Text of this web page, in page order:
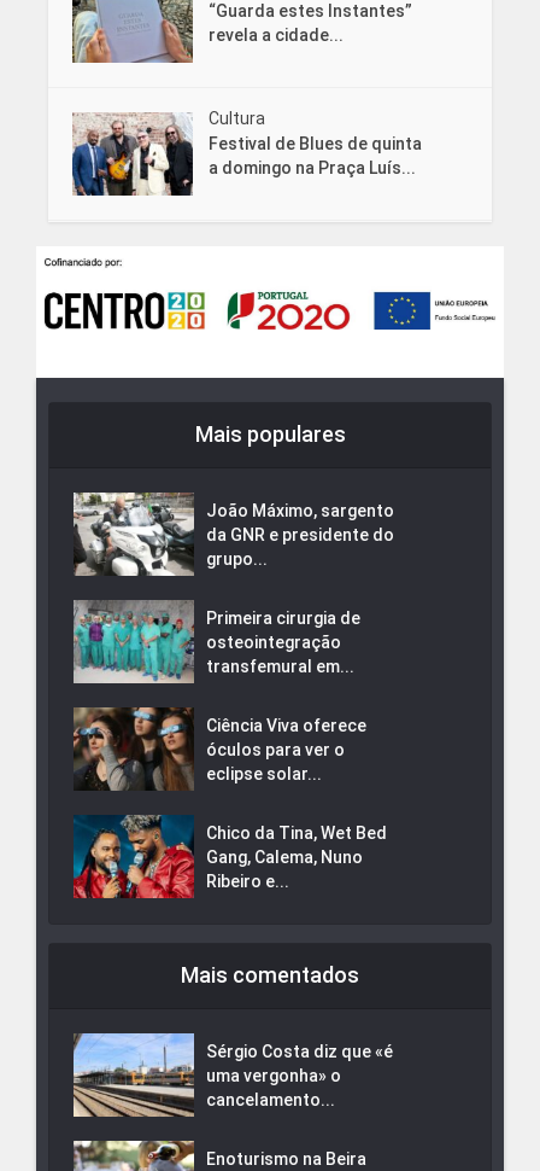
“Guarda estes Instantes”
revela a cidade...
Cultura
Festival de Blues de quinta
a domingo na Praça Luís...
Mais populares
João Máximo, sargento
da GNR e presidente do
grupo...
Primeira cirurgia de
osteointegração
transfemural em...
Ciência Viva oferece
óculos para ver o
eclipse solar...
Chico da Tina, Wet Bed
Gang, Calema, Nuno
Ribeiro e...
Mais comentados
Sérgio Costa diz que «é
uma vergonha» o
cancelamento...
Enoturismo na Beira